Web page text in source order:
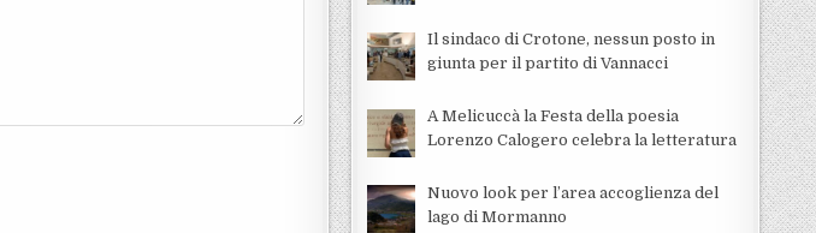
Il sindaco di Crotone, nessun posto in
giunta per il partito di Vannacci
A Melicuccà la Festa della poesia
Lorenzo Calogero celebra la letteratura
Nuovo look per l’area accoglienza del
lago di Mormanno